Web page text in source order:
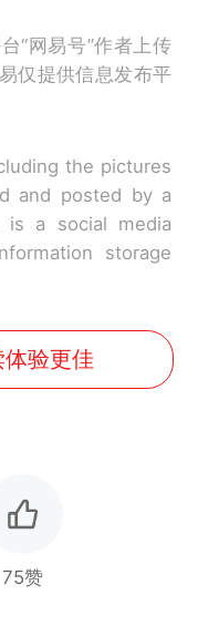
“网易号”作者上传
仅提供信息发布平
the pictures
and posted by a
is a social media
storage
验更佳
75赞